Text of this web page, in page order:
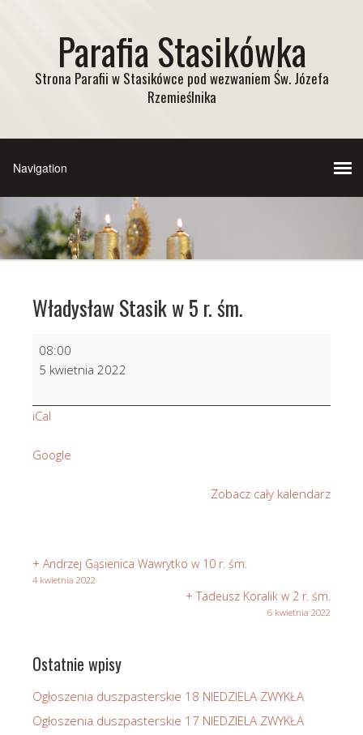
Parafia Stasikówka
Strona Parafii w Stasikówce pod wezwaniem Św. Józefa
Rzemieślnika
Władysław Stasik w 5 r. śm.
Władysław
Stasik
r.
08:00
5 kwietnia 2022
iCal
Google
Zobacz cały kalendarz
+ Andrzej Gąsienica Wawrytko w 10 r. śm.
4 kwietnia 2022
+ Tadeusz Koralik w 2 r. śm.
6 kwietnia 2022
Ostatnie wpisy
Ogłoszenia duszpasterskie 18 NIEDZIELA ZWYKŁA
Ogłoszenia duszpasterskie 17 NIEDZIELA ZWYKŁA